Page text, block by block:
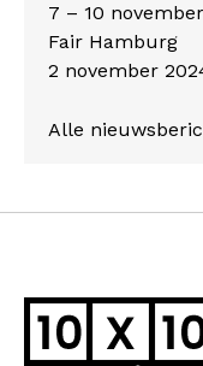
7 – 10
Fair Hamburg
2 november
Alle